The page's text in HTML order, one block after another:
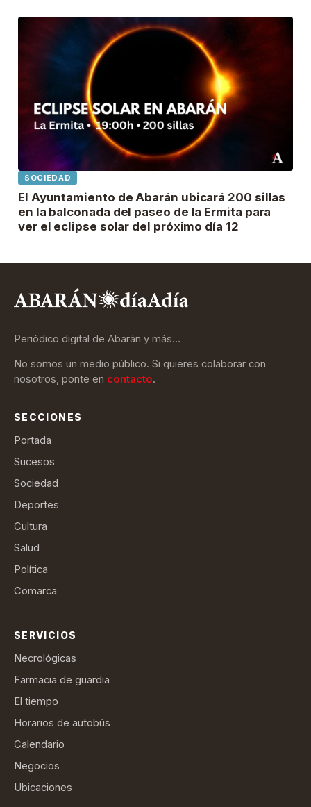
SOCIEDAD
El Ayuntamiento de Abarán ubicará 200 sillas
en la balconada del paseo de la Ermita para
ver el eclipse solar del próximo día 12
Periódico digital de Abarán y más…
No somos un medio público. Si quieres colaborar con
nosotros, ponte en contacto.
SECCIONES
Portada
Sucesos
Sociedad
Deportes
Cultura
Salud
Política
Comarca
SERVICIOS
Necrológicas
Farmacia de guardia
El tiempo
Horarios de autobús
Calendario
Negocios
Ubicaciones